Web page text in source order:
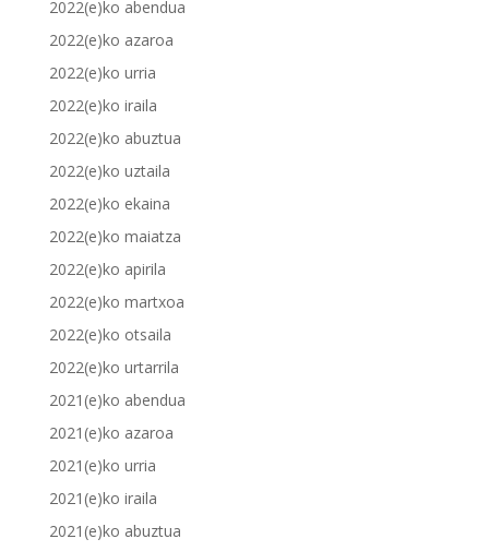
2022(e)ko abendua
2022(e)ko azaroa
2022(e)ko urria
2022(e)ko iraila
2022(e)ko abuztua
2022(e)ko uztaila
2022(e)ko ekaina
2022(e)ko maiatza
2022(e)ko apirila
2022(e)ko martxoa
2022(e)ko otsaila
2022(e)ko urtarrila
2021(e)ko abendua
2021(e)ko azaroa
2021(e)ko urria
2021(e)ko iraila
2021(e)ko abuztua